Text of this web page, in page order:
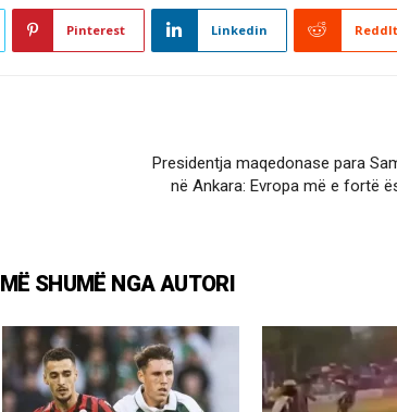
Pinterest Linkedin ReddIt
Presidentja maqedonase para
në Ankara: Evropa më e fortë
MË SHUMË NGA AUTORI